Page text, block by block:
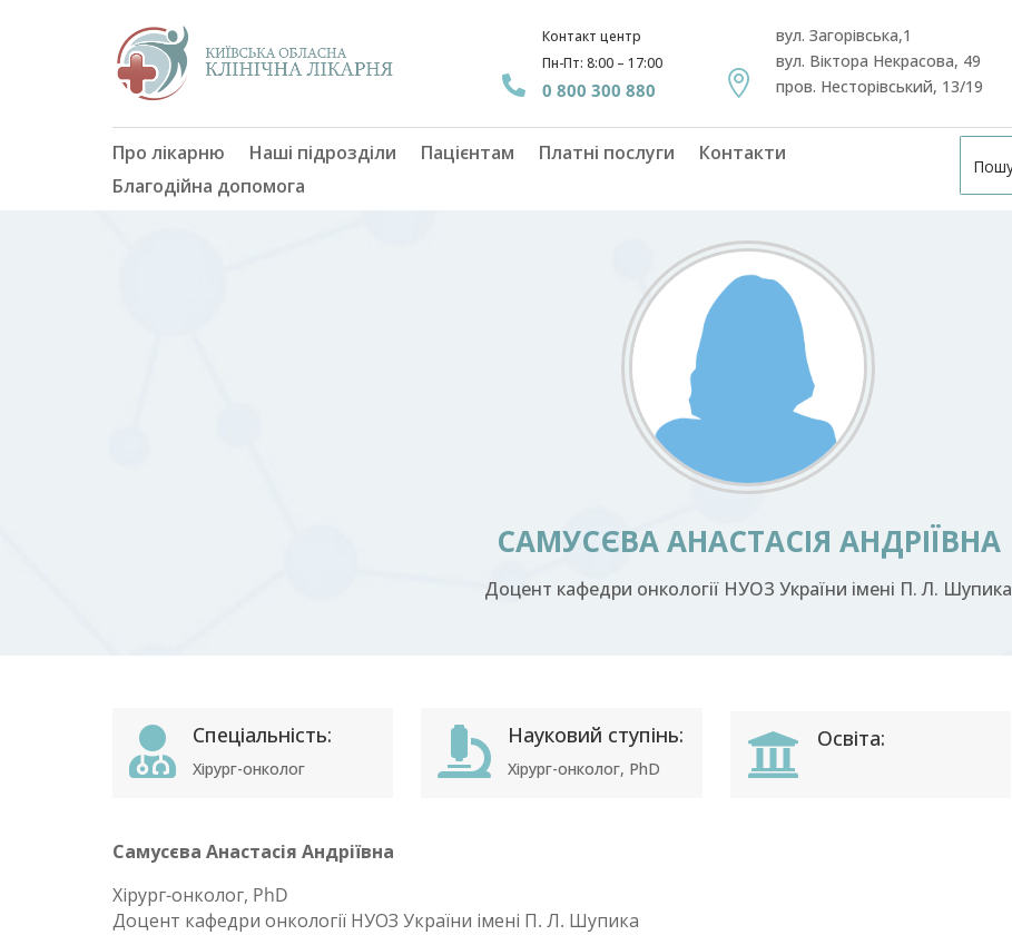

Контакт центр
Пн-Пт: 8:00 – 17:00
0 800 300 880 
вул. Загорівська,1
вул. Віктора Некрасова, 49
пров. Несторівський, 13/19
Про лікарню Наші підрозділи Пацієнтам Платні послуги
Контакти
Благодійна допомога
САМУСЄВА АНАСТАСІЯ АНДРІЇВНА
Доцент кафедри онкології НУОЗ України імені П. Л. Шупика
 Спеціальність:
Хірург-онколог  Науковий ступінь:
Хірург-онколог, PhD  Освіта:
Самусєва Анастасія Андріївна
Хірург-онколог, PhD
Доцент кафедри онкології НУОЗ України імені П. Л. Шупика